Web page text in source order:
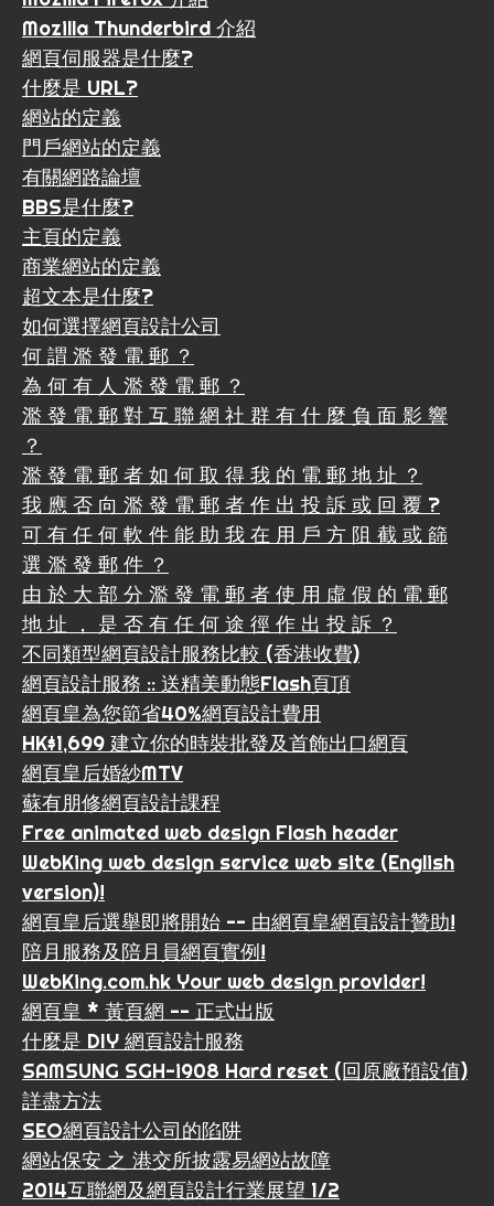
Mozilla Thunderbird 介紹
網頁伺服器是什麼?
什麼是 URL?
網站的定義
門戶網站的定義
有關網路論壇
BBS是什麼?
主頁的定義
商業網站的定義
超文本是什麼?
如何選擇網頁設計公司
何 謂 濫 發 電 郵 ？
為 何 有 人 濫 發 電 郵 ？
濫 發 電 郵 對 互 聯 網 社 群 有 什 麼 負 面 影 響
？
濫 發 電 郵 者 如 何 取 得 我 的 電 郵 地 址 ？
我 應 否 向 濫 發 電 郵 者 作 出 投 訴 或 回 覆 ?
可 有 任 何 軟 件 能 助 我 在 用 戶 方 阻 截 或 篩
選 濫 發 郵 件 ？
由 於 大 部 分 濫 發 電 郵 者 使 用 虛 假 的 電 郵
地 址 ， 是 否 有 任 何 途 徑 作 出 投 訴 ？
不同類型網頁設計服務比較 (香港收費)
網頁設計服務 :: 送精美動態Flash頁頂
網頁皇為您節省40%網頁設計費用
HK$1,699 建立你的時裝批發及首飾出口網頁
網頁皇后婚紗MTV
蘇有朋修網頁設計課程
Free animated web design Flash header
WebKing web design service web site (English
version)!
網頁皇后選舉即將開始 -- 由網頁皇網頁設計贊助!
陪月服務及陪月員網頁實例!
WebKing.com.hk Your web design provider!
網頁皇 * 黃頁網 -- 正式出版
什麼是 DIY 網頁設計服務
SAMSUNG SGH-i908 Hard reset (回原廠預設值)
詳盡方法
SEO網頁設計公司的陷阱
網站保安 之 港交所披露易網站故障
2014互聯網及網頁設計行業展望 1/2